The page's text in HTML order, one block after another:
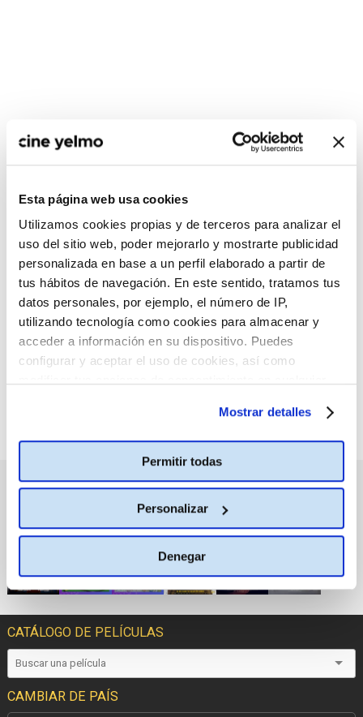
Esta página web usa cookies
Utilizamos cookies propias y de terceros para analizar el
uso del sitio web, poder mejorarlo y mostrarte publicidad
personalizada en base a un perfil elaborado a partir de
tus hábitos de navegación. En este sentido, tratamos tus
datos personales, por ejemplo, el número de IP,
utilizando tecnología como cookies para almacenar y
acceder a información en su dispositivo. Puedes
configurar y aceptar el uso de cookies, así como
Mostrar detalles
Permitir todas
Personalizar
Denegar
:(
No hay películas con el
criterio de búsqueda
seleccionado.
PRÓXIMOS ESTRENOS
CATÁLOGO DE PELÍCULAS
CAMBIAR DE PAÍS